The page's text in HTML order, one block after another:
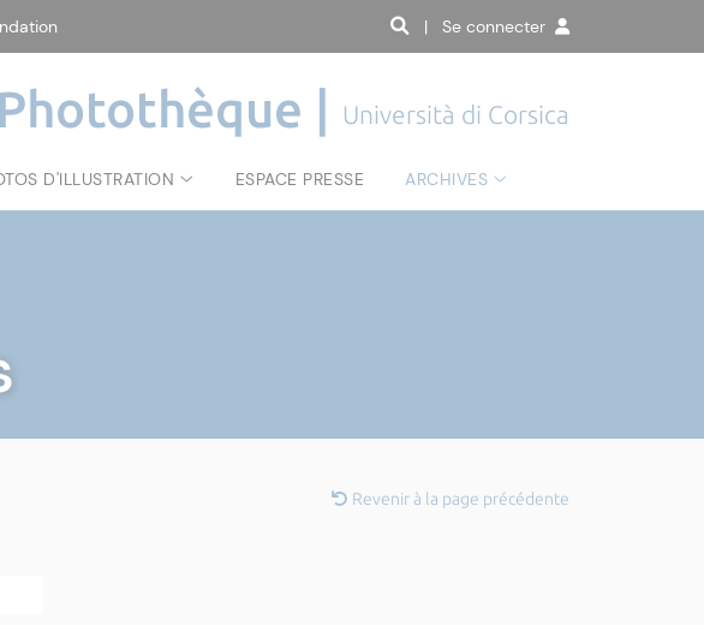
| Se connecter
Photothèque | Università di Corsica
D'ILLUSTRATION ESPACE PRESSE ARCHIVES
Revenir à la page précédente